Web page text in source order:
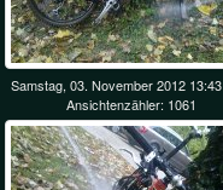
Samstag, 03. November 2012
Ansichtenzähler: 1061